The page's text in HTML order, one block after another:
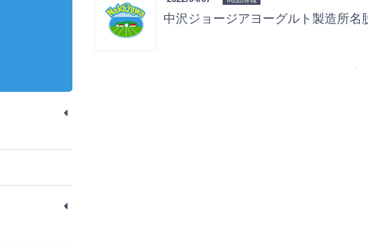
中沢ジョージアヨーグルト製造所名